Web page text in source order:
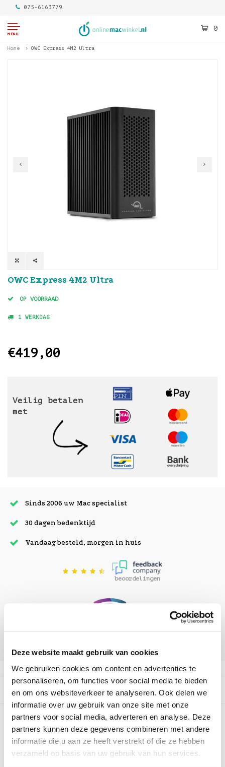
Deze website maakt gebruik van cookies
We gebruiken cookies om content en advertenties te
personaliseren, om functies voor social media te bieden
en om ons websiteverkeer te analyseren. Ook delen we
informatie over uw gebruik van onze site met onze
partners voor social media, adverteren en analyse. Deze
partners kunnen deze gegevens combineren met andere
informatie die u aan ze heeft verstrekt of die ze hebben
verzameld op basis van uw gebruik van hun services.
075-6163779
MENU
0
Home OWC Express 4M2 Ultra
OWC Express 4M2 Ultra
OP VOORRAAD
1 WERKDAG
€419,00
Veilig betalen
met
Sinds 2006 uw Mac specialist
30 dagen bedenktijd
Vandaag besteld, morgen in huis
beoordelingen
Beschrijving
OWC Express 4M2 Ultra
Thunderbolt‑5 opslagbehuizing voor wie maximale